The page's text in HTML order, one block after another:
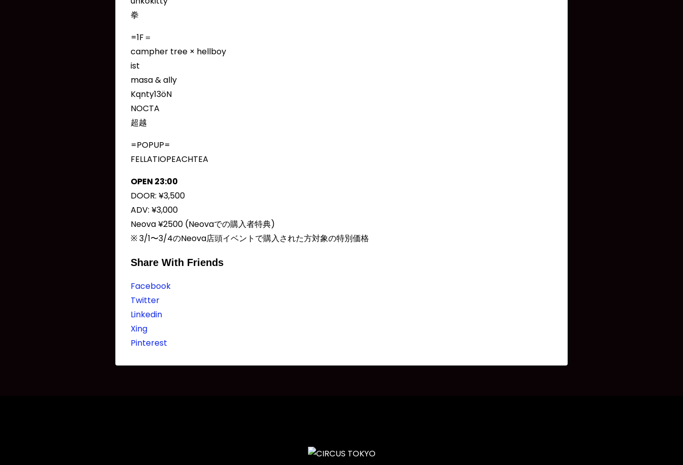
拳
=1F＝
campher tree × hellboy
ist
masa & ally
Kqnty13öN
NOCTA
超越
=POPUP=
FELLATIOPEACHTEA
OPEN 23:00
DOOR: ¥3,500
ADV: ¥3,000
Neova ¥2500 (Neovaでの購入者特典)
※ 3/1〜3/4のNeova店頭イベントで購入された方対象の特別価格
Share With Friends
Facebook
Twitter
Linkedin
Xing
Pinterest